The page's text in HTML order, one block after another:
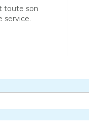
toute son
service.